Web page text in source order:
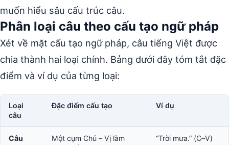
muốn hiểu sâu cấu trúc câu.
Phân loại câu theo cấu tạo ngữ pháp
Xét về mặt cấu tạo ngữ pháp, câu tiếng Việt được
chia thành hai loại chính. Bảng dưới đây tóm tắt đặc
điểm và ví dụ của từng loại:
Loại
câu
Đặc điểm cấu tạo Ví dụ
Câu
Một cụm Chủ – Vị làm
“Trời mưa.” (C–V)